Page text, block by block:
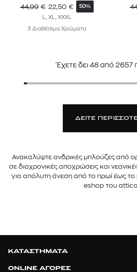
44,99 € 22,50 € 50%
L, XL, XXXL
3 Διαθέσιμα Χρώματα
Έχετε δει 48από 2657
ΔΕΙΤΕ
Ανακαλύψτε ανδρικές μπλούζες από
σε διαχρονικές αποχρώσεις και
για απόλυτη άνεση από το πρωί έως
eshop του attica.
ΚΑΤΑΣΤΗΜΑΤΑ
ONLINE ΑΓΟΡΕΣ